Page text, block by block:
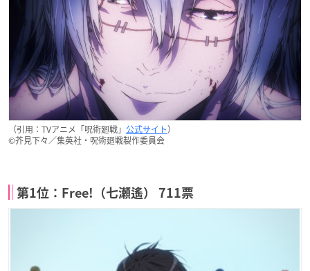
（引用：TVアニメ「呪術廻戦」 公式サイト）
©芥見下々／集英社・呪術廻戦製作委員会
第1位：Free!（七瀬遙） 711票